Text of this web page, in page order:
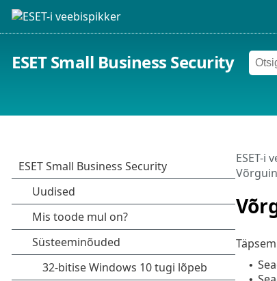
ESET Small Business Security
ESET-i
•